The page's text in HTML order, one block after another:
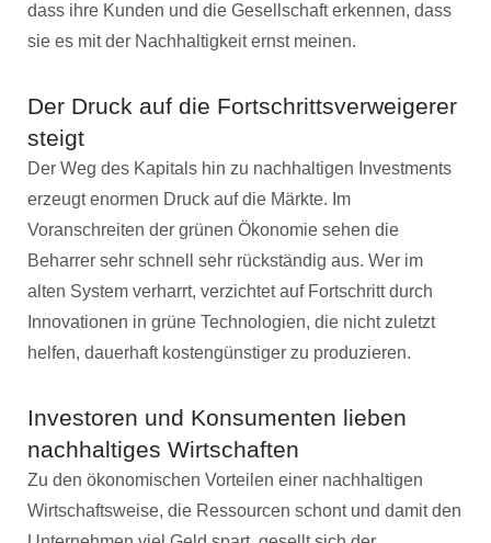
dass ihre Kunden und die Gesellschaft erkennen, dass
sie es mit der Nachhaltigkeit ernst meinen.
Der Druck auf die Fortschrittsverweigerer
steigt
Der Weg des Kapitals hin zu nachhaltigen Investments
erzeugt enormen Druck auf die Märkte. Im
Voranschreiten der grünen Ökonomie sehen die
Beharrer sehr schnell sehr rückständig aus. Wer im
alten System verharrt, verzichtet auf Fortschritt durch
Innovationen in grüne Technologien, die nicht zuletzt
helfen, dauerhaft kostengünstiger zu produzieren.
Investoren und Konsumenten lieben
nachhaltiges Wirtschaften
Zu den ökonomischen Vorteilen einer nachhaltigen
Wirtschaftsweise, die Ressourcen schont und damit den